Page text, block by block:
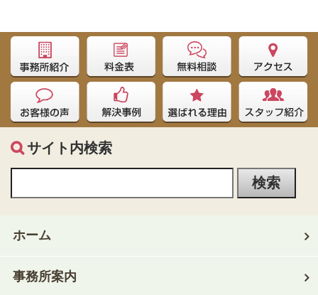
サイト内検索
ホーム
事務所案内